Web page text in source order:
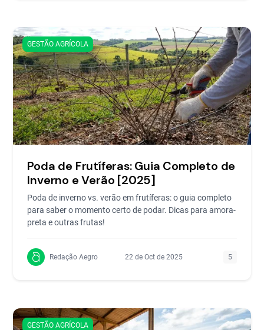
GESTÃO AGRÍCOLA
Poda de Frutíferas: Guia Completo de
Inverno e Verão [2025]
Poda de inverno vs. verão em frutíferas: o guia completo
para saber o momento certo de podar. Dicas para amora-
preta e outras frutas!
Redação Aegro 22 de Oct de 2025 5
GESTÃO AGRÍCOLA